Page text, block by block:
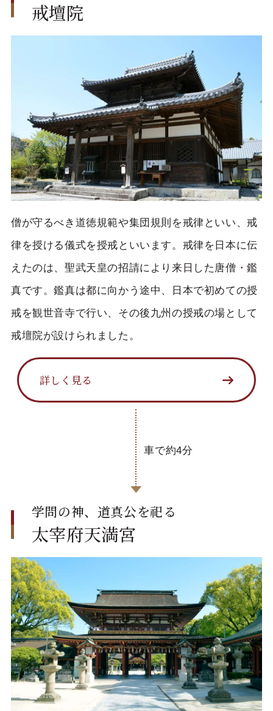
戒壇院
僧が守るべき道徳規範や集団規則を戒律といい、戒
律を授ける儀式を授戒といいます。戒律を日本に伝
えたのは、聖武天皇の招請により来日した唐僧・鑑
真です。鑑真は都に向かう途中、日本で初めての授
戒を観世音寺で行い、その後九州の授戒の場として
戒壇院が設けられました。
詳しく見る
車で約4分
学問の神、道真公を祀る
太宰府天満宮